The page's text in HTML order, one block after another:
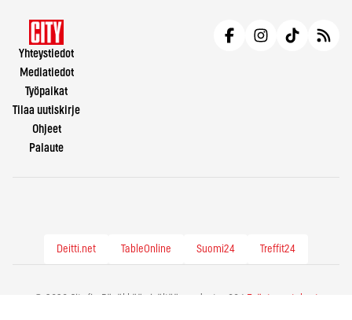
Yhteystiedot
Mediatiedot
Työpaikat
Tilaa uutiskirje
Ohjeet
Palaute
Deitti.net TableOnline Suomi24 Treffit24